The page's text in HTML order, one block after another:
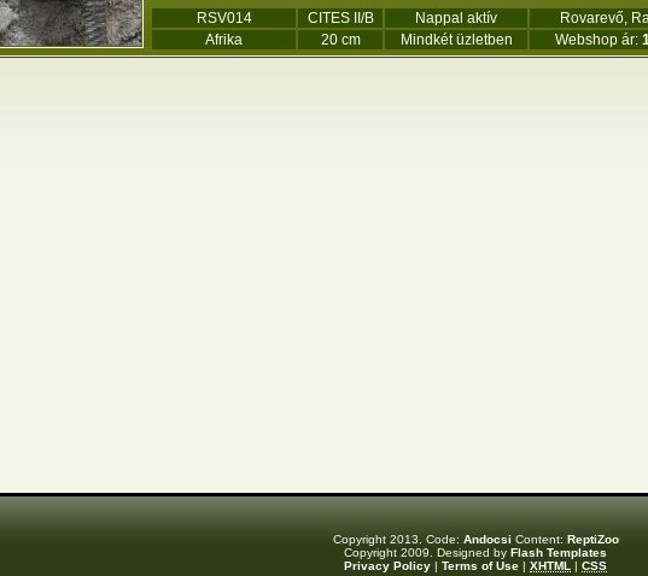
RSV014 CITES II/B Nappal aktív
Rovarevő,
Afrika
20 cm Mindkét üzletben Webshop ár:
Copyright 2013. Code: Andocsi Content: ReptiZoo
Copyright 2009. Designed by Flash Templates
Privacy Policy | Terms of Use | XHTML | CSS